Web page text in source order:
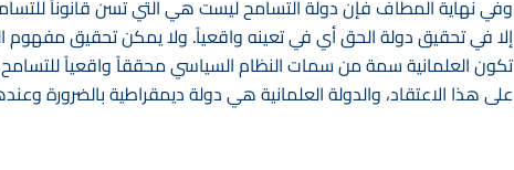
وفي نهاية المطاف فإن دولة التسامح ليست هي التي تسن قانوناً
إلا في تحقيق دولة الحق أي في تعينه واقعياً. ولا يمكن تحقيق مفهوم
تكون العلمانية سمة من سمات النظام السياسي محققاً واقعياً
على هذا الاعتقاد، والدولة العلمانية هي دولة ديمقراطية بالضرورة